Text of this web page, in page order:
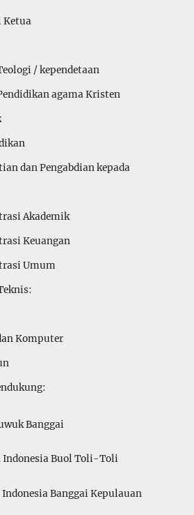
Ketua
/ kependetaan
agama Kristen
dan Pengabdian kepada
Akademik
Keuangan
Umum
Komputer
Banggai
Buol Toli-Toli
Banggai Kepulauan